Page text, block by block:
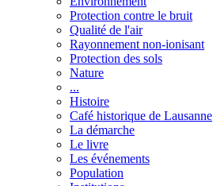
Protection contre le bruit
Qualité de l'air
Rayonnement non-ionisant
Protection des sols
Nature
...
Histoire
Café historique de Lausanne
La démarche
Le livre
Les événements
Population